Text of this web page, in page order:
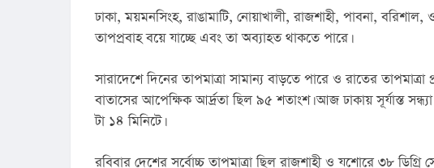
ঢাকা, ময়মনসিংহ, রাঙামাটি, নোয়াখালী, রাজশাহী, পাবনা,
তাপপ্রবাহ বয়ে যাচ্ছে এবং তা অব্যাহত থাকতে পারে।
সারাদেশে দিনের তাপমাত্রা সামান্য বাড়তে পারে ও রাতের
বাতাসের আপেক্ষিক আর্দ্রতা ছিল ৯৫ শতাংশ। আজ ঢাকায় সূর্যাস্ত
টা ১৪ মিনিটে।
রবিবার দেশের সর্বোচ্চ তাপমাত্রা ছিল রাজশাহী ও যশোরে ৩৮